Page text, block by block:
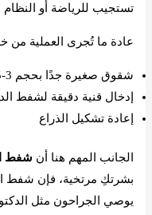
تستجيب للرياضة أو النظام
عادة ما تُجرى العملية من
شقوق صغيرة جدًا بحجم 3-5 مم
إدخال قنية دقيقة لشفط
إعادة تشكيل الذراع
الجانب المهم هنا أن شفط
بشرتكِ مرتخية، فإن شفط
يوصي الجراحون مثل